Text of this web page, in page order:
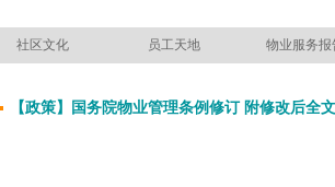
社区文化 员工天地 物业服务报
【政策】国务院物业管理条例修订 附修改后全文